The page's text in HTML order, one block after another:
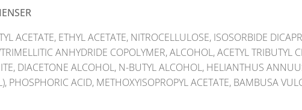
ACETATE, ETHYL ACETATE, NITROCELLULOSE, ISOSORBIDE
ANHYDRIDE COPOLYMER, ALCOHOL, ACETYL TRIBUTYL
DIACETONE ALCOHOL, N-BUTYL ALCOHOL, HELIANTHUS
PHOSPHORIC ACID, METHOXYISOPROPYL ACETATE, BAMBUSA